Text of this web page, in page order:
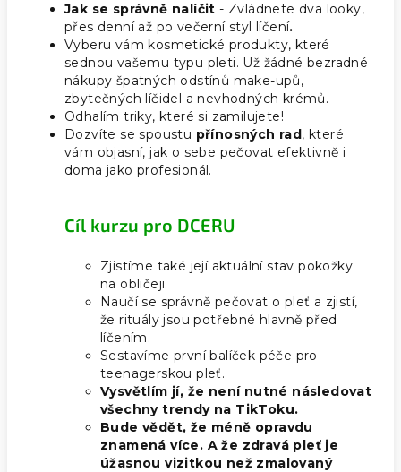
Jak se správně nalíčit - Zvládnete dva looky,
přes denní až po večerní styl líčení.
Vyberu vám kosmetické produkty, které
sednou vašemu typu pleti. Už žádné bezradné
nákupy špatných odstínů make-upů,
zbytečných líčidel a nevhodných krémů.
Odhalím triky, které si zamilujete!
Dozvíte se spoustu přínosných rad, které
vám objasní, jak o sebe pečovat efektivně i
doma jako profesionál.
Cíl kurzu pro DCERU
Zjistíme také její aktuální stav pokožky
na obličeji.
Naučí se správně pečovat o pleť a zjistí,
že rituály jsou potřebné hlavně před
líčením.
Sestavíme první balíček péče pro
teenagerskou pleť.
Vysvětlím jí, že není nutné následovat
všechny trendy na TikToku.
Bude vědět, že méně opravdu
znamená více. A že zdravá pleť je
úžasnou vizitkou než zmalovaný